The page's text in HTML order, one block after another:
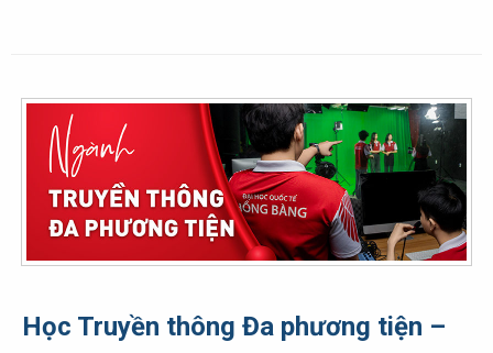
Học Truyền thông Đa phương tiện –